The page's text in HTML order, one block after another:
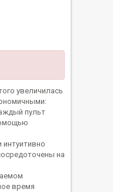
увеличилась
пульт
интуитивно
на
время